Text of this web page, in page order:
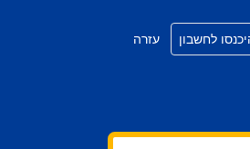
לחשבון עזרה